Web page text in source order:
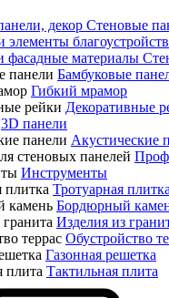
Стеновые
Бамбуковые
Гибкий мрамор
Декоративные
3D панели
Акустические
Инструменты
Тротуарная плитка
Бордюрный
Изделия из
Обустройство
Газонная решетка
Тактильная плита